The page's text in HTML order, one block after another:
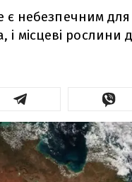
є небезпечним для
місцеві рослини